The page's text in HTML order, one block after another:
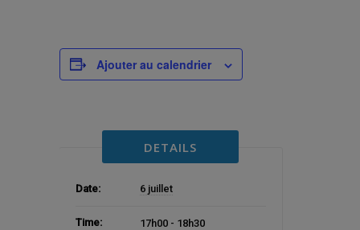
Ajouter au calendrier
DETAILS
Date: 6 juillet
Time: 17h00 - 18h30